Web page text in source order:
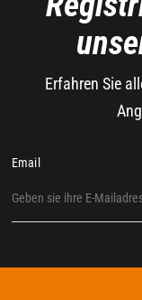
Erfahren Sie
Email